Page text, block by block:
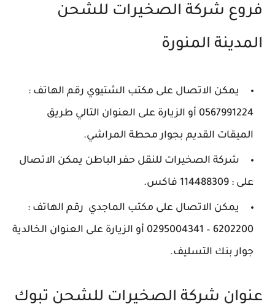
فروع شركة الصخيرات للشحن
المدينة المنورة
يمكن الاتصال على مكتب الشتيوي رقم الهاتف :
0567991224 أو الزيارة على العنوان التالي طريق
الميقات القديم بجوار محطة المراشي.
شركة الصخيرات للنقل حفر الباطن يمكن الاتصال
على : 114488309 فاكس.
يمكن الاتصال على مكتب الماجدي رقم الهاتف :
6202200 – 0295004341 أو الزيارة على العنوان الخالدية
جوار بنك التسليف.
عنوان شركة الصخيرات للشحن تبوك